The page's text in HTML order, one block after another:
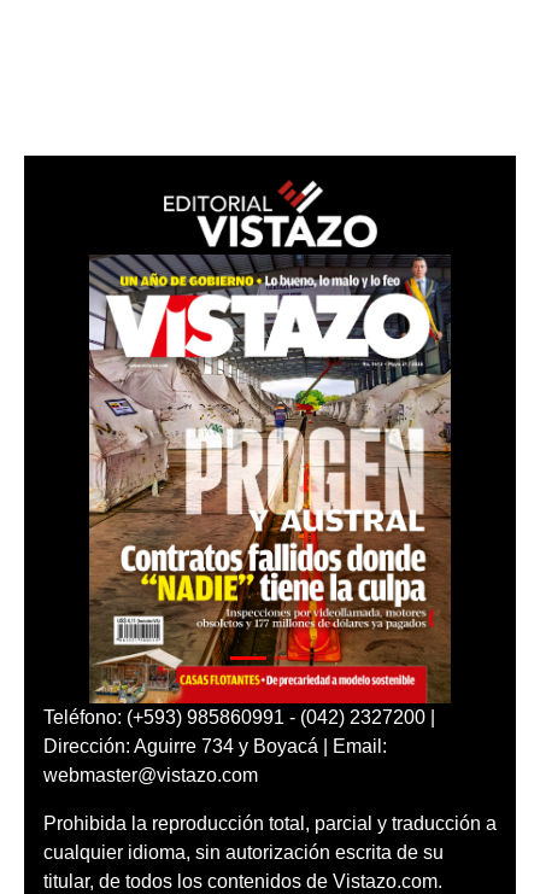
Teléfono: (+593) 985860991 - (042) 2327200 |
Dirección: Aguirre 734 y Boyacá | Email:
webmaster@vistazo.com
Prohibida la reproducción total, parcial y traducción a
cualquier idioma, sin autorización escrita de su
titular, de todos los contenidos de Vistazo.com.